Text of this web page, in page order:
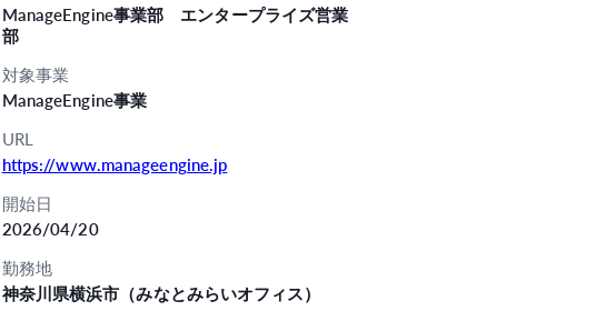
ManageEngine事業部 エンタープライズ営業
部
対象事業
ManageEngine事業
URL
https://www.manageengine.jp
開始日
2026/04/20
勤務地
神奈川県横浜市（みなとみらいオフィス）